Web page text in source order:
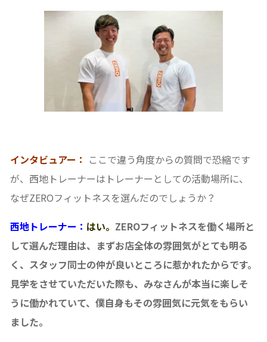
インタビュアー： ここで違う角度からの質問で恐縮です
が、西地トレーナーはトレーナーとしての活動場所に、
なぜZEROフィットネスを選んだのでしょうか？
西地トレーナー： はい。 ZEROフィットネスを働く場所と
して選んだ理由は、まずお店全体の雰囲気がとても明る
く、スタッフ同士の仲が良いところに惹かれたからです。
見学をさせていただいた際も、みなさんが本当に楽しそ
うに働かれていて、僕自身もその雰囲気に元気をもらい
ました。